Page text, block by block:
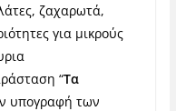
ζαχαρωτά,
για μικρούς
“Τα
υπογραφή των